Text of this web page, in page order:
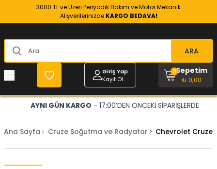
3000 TL ve Üzeri Periyodik Bakım ve Motor Mekanik
Alışverilerinizde KARGO BEDAVA!
ARA
Giriş Yap
Kayıt Ol
Sepetim
₺ 0,00
0
AYNI GÜN KARGO - 17:00’DEN ÖNCEKİ SİPARİŞLERDE
Ana Sayfa Cruze Soğutma ve Radyatör Chevrolet Cruze